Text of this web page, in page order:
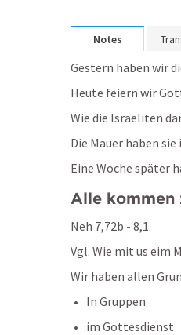
Notes
Gestern haben wir
Heute feiern wir
Wie die Israeliten
Die Mauer haben
Eine Woche später
Alle kommen
Neh 7,72b - 8,1.
Vgl. Wie mit us eim
Wir haben allen
In Gruppen
im Gottesdienst